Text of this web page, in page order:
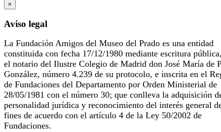
×
Aviso legal
La Fundación Amigos del Museo del Prado es una entidad
constituida con fecha 17/12/1980 mediante escritura
el notario del Ilustre Colegio de Madrid don José María de
González, número 4.239 de su protocolo, e inscrita en el
de Fundaciones del Departamento por Orden Ministerial de
28/05/1981 con el número 30; que conlleva la adquisición
personalidad jurídica y reconocimiento del interés general
fines de acuerdo con el artículo 4 de la Ley 50/2002 de
Fundaciones.